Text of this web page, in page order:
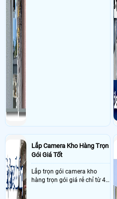
Lắp Camera Kho Hàng Trọn
Gói Giá Tốt
Lắp trọn gói camera kho
hàng trọn gói giá rẻ chỉ từ 4